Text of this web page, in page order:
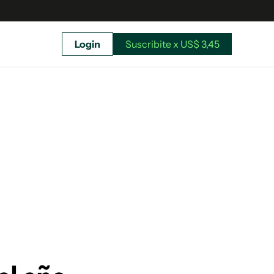
Login Suscribite x US$ 3,45